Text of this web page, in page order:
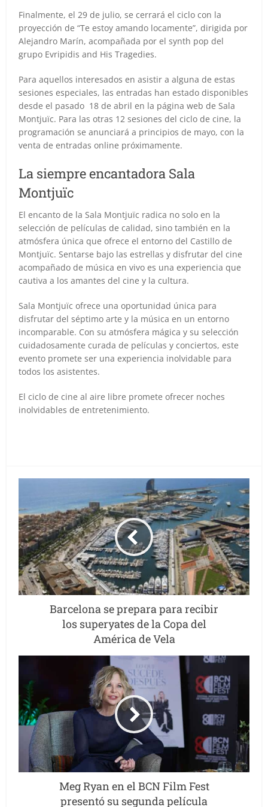
Finalmente, el 29 de julio, se cerrará el ciclo con la
proyección de “Te estoy amando locamente”, dirigida por
Alejandro Marín, acompañada por el synth pop del
grupo Evripidis and His Tragedies.
Para aquellos interesados en asistir a alguna de estas
sesiones especiales, las entradas han estado disponibles
desde el pasado 18 de abril en la página web de Sala
Montjuïc. Para las otras 12 sesiones del ciclo de cine, la
programación se anunciará a principios de mayo, con la
venta de entradas online próximamente.
La siempre encantadora Sala
Montjuïc
El encanto de la Sala Montjuïc radica no solo en la
selección de películas de calidad, sino también en la
atmósfera única que ofrece el entorno del Castillo de
Montjuïc. Sentarse bajo las estrellas y disfrutar del cine
acompañado de música en vivo es una experiencia que
cautiva a los amantes del cine y la cultura.
Sala Montjuïc ofrece una oportunidad única para
disfrutar del séptimo arte y la música en un entorno
incomparable. Con su atmósfera mágica y su selección
cuidadosamente curada de películas y conciertos, este
evento promete ser una experiencia inolvidable para
todos los asistentes.
El ciclo de cine al aire libre promete ofrecer noches
inolvidables de entretenimiento.
Barcelona se prepara para recibir
los superyates de la Copa del
América de Vela
Meg Ryan en el BCN Film Fest
presentó su segunda película